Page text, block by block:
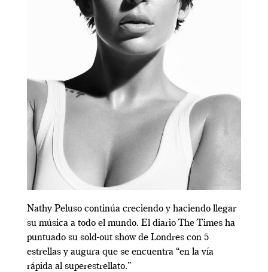
Nathy Peluso continúa creciendo y haciendo llegar
su música a todo el mundo. El diario The Times ha
puntuado su sold-out show de Londres con 5
estrellas y augura que se encuentra “en la vía
rápida al superestrellato.”